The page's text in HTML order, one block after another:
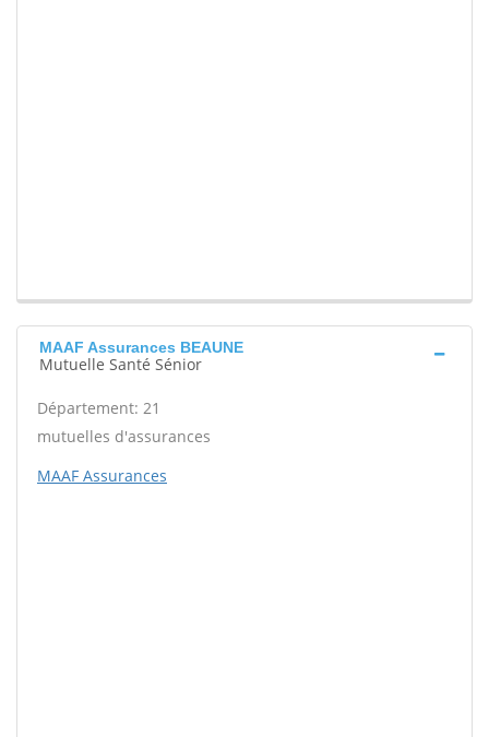
MAAF Assurances BEAUNE
Mutuelle Santé Sénior
Département: 21
mutuelles d'assurances
MAAF Assurances